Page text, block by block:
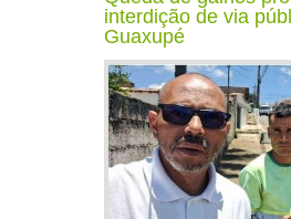
interdição de via
Guaxupé